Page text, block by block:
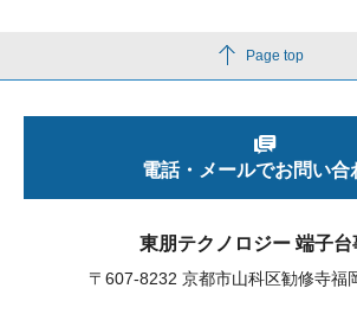
Page top
東朋テクノロジー 端子台
〒607-8232 京都市山科区勧修寺福
電話・メールでお問い合